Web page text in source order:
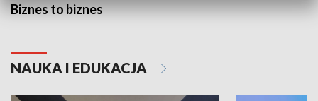
Biznes to biznes
NAUKA I EDUKACJA